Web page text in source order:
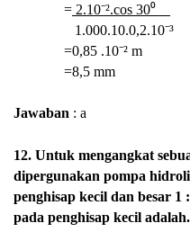
= 2.10⁻².cos 30⁰
1.000.10.0,2.10⁻³
=0,85 .10⁻² m
=8,5 mm
Jawaban : a
12. Untuk mengangkat
dipergunakan pompa
penghisap kecil dan besar
pada penghisap kecil